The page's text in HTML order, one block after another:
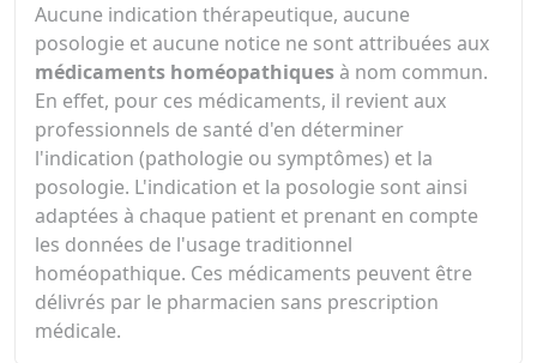
Aucune indication thérapeutique, aucune
posologie et aucune notice ne sont attribuées aux
médicaments homéopathiques à nom commun.
En effet, pour ces médicaments, il revient aux
professionnels de santé d'en déterminer
l'indication (pathologie ou symptômes) et la
posologie. L'indication et la posologie sont ainsi
adaptées à chaque patient et prenant en compte
les données de l'usage traditionnel
homéopathique. Ces médicaments peuvent être
délivrés par le pharmacien sans prescription
médicale.